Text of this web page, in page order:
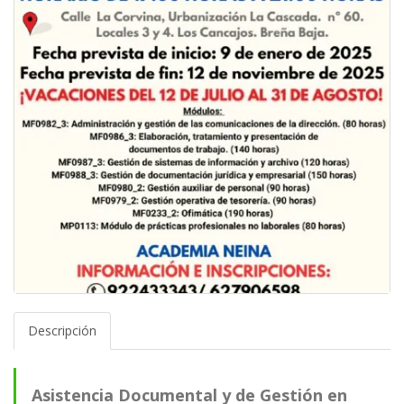
Descripción
Asistencia Documental y de Gestión en